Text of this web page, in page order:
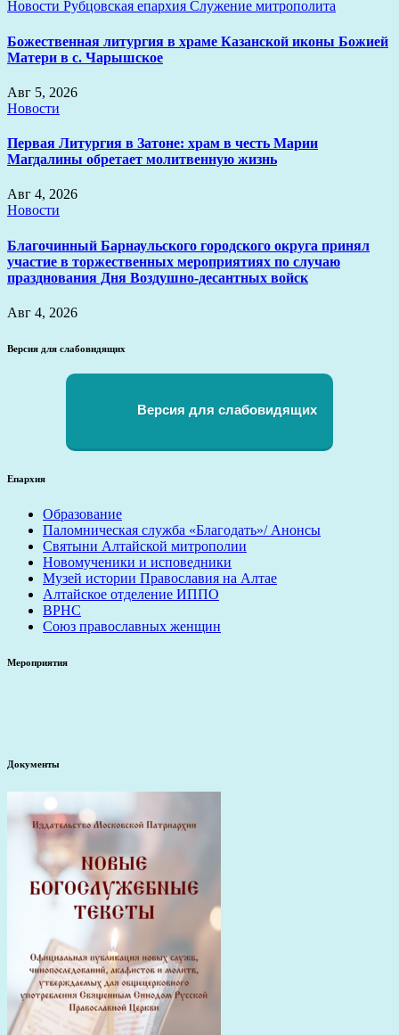
Новости Рубцовская епархия Служение митрополита
Божественная литургия в храме Казанской иконы Божией
Матери в с. Чарышское
Авг 5, 2026
Новости
Первая Литургия в Затоне: храм в честь Марии
Магдалины обретает молитвенную жизнь
Авг 4, 2026
Новости
Благочинный Барнаульского городского округа принял
участие в торжественных мероприятиях по случаю
празднования Дня Воздушно-десантных войск
Авг 4, 2026
Версия для слабовидящих
Версия для слабовидящих
Епархия
Образование
Паломническая служба «Благодать»/ Анонсы
Святыни Алтайской митрополии
Новомученики и исповедники
Музей истории Православия на Алтае
Алтайское отделение ИППО
ВРНС
Союз православных женщин
Мероприятия
Документы